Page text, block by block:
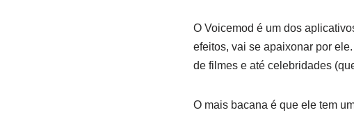
O Voicemod é um dos
efeitos, vai se apaixonar por
de filmes e até celebridades
O mais bacana é que ele tem